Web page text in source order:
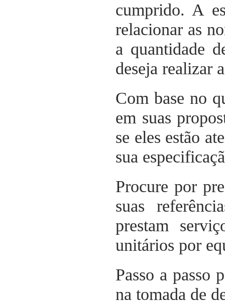
cumprido. A
relacionar as
a quantidade
deseja realizar
Com base no
em suas
se eles estão
sua
Procure por
suas
prestam
unitários por
Passo a passo
na tomada de